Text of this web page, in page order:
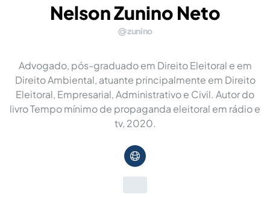
Nelson Zunino Neto
zunino
Advogado, pós-graduado em Direito Eleitoral e em
Direito Ambiental, atuante principalmente em Direito
Eleitoral, Empresarial, Administrativo e Civil. Autor do
livro Tempo mínimo de propaganda eleitoral em rádio e
tv, 2020.